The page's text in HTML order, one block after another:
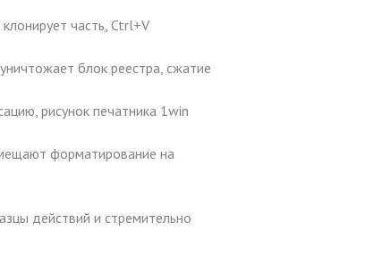
часть, Ctrl+V
блок реестра, сжатие
рисунок печатника 1win
форматирование на
действий и стремительно